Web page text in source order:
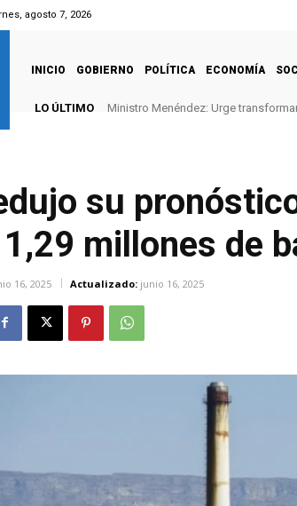
agosto 7, 2026
INICIO GOBIERNO POLÍTICA ECONOMÍA
LO ÚLTIMO Ministro Menéndez: Urge
su
millones de
16, 2025 Actualizado: junio 16, 2025